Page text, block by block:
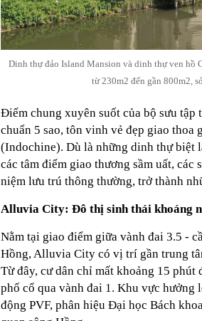
Dinh thự đảo Island Mansion và dinh thự ven hồ
từ 230m2 đến gần 800m2,
Điểm chung xuyên suốt của bộ sưu tập
chuẩn 5 sao, tôn vinh vẻ đẹp giao
(Indochine). Dù là những dinh thự biệt
các tâm điểm giao thương sầm uất,
niệm lưu trú thông thường, trở thành
Alluvia City: Đô thị sinh thái khoáng
Nằm tại giao điểm giữa vành đai 3.5 -
Hồng, Alluvia City có vị trí gần trung
Từ đây, cư dân chỉ mất khoảng 15
phố cổ qua vành đai 1. Khu vực hưởng
động PVF, phân hiệu Đại học Bách